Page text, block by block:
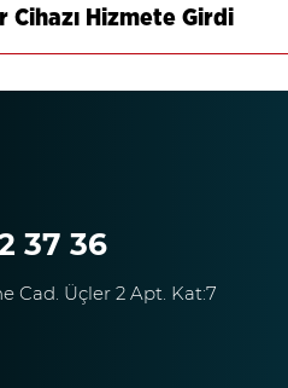
Cihazı Hizmete Girdi
37 36
Cad. Üçler 2 Apt. Kat:7